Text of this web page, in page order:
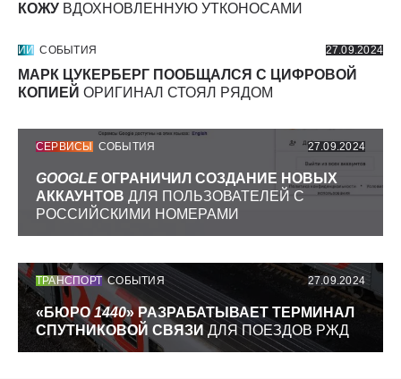
КОЖУ ВДОХНОВЛЕННУЮ УТКОНОСАМИ
ИИ СОБЫТИЯ 27.09.2024
МАРК ЦУКЕРБЕРГ ПООБЩАЛСЯ С ЦИФРОВОЙ
КОПИЕЙ ОРИГИНАЛ СТОЯЛ РЯДОМ
СЕРВИСЫ СОБЫТИЯ 27.09.2024
GOOGLE ОГРАНИЧИЛ СОЗДАНИЕ НОВЫХ
АККАУНТОВ ДЛЯ ПОЛЬЗОВАТЕЛЕЙ С
РОССИЙСКИМИ НОМЕРАМИ
ТРАНСПОРТ СОБЫТИЯ 27.09.2024
«БЮРО1440» РАЗРАБАТЫВАЕТ ТЕРМИНАЛ
СПУТНИКОВОЙ СВЯЗИ ДЛЯ ПОЕЗДОВ РЖД